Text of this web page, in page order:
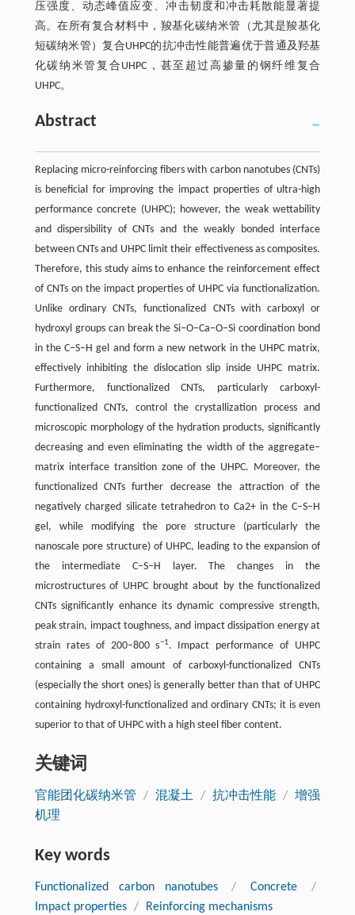
压强度、动态峰值应变、冲击韧度和冲击耗散能显著提
高。在所有复合材料中，羧基化碳纳米管（尤其是羧基化
短碳纳米管）复合UHPC的抗冲击性能普遍优于普通及羟基
化碳纳米管复合UHPC，甚至超过高掺量的钢纤维复合
UHPC。
Abstract
Replacing micro-reinforcing fibers with carbon nanotubes (CNTs)
is beneficial for improving the impact properties of ultra-high
performance concrete (UHPC); however, the weak wettability
and dispersibility of CNTs and the weakly bonded interface
between CNTs and UHPC limit their effectiveness as composites.
Therefore, this study aims to enhance the reinforcement effect
of CNTs on the impact properties of UHPC via functionalization.
Unlike ordinary CNTs, functionalized CNTs with carboxyl or
hydroxyl groups can break the Si–O–Ca–O–Si coordination bond
in the C–S–H gel and form a new network in the UHPC matrix,
effectively inhibiting the dislocation slip inside UHPC matrix.
Furthermore, functionalized CNTs, particularly carboxyl-
functionalized CNTs, control the crystallization process and
microscopic morphology of the hydration products, significantly
decreasing and even eliminating the width of the aggregate–
matrix interface transition zone of the UHPC. Moreover, the
functionalized CNTs further decrease the attraction of the
negatively charged silicate tetrahedron to Ca2+ in the C–S–H
gel, while modifying the pore structure (particularly the
nanoscale pore structure) of UHPC, leading to the expansion of
the intermediate C–S–H layer. The changes in the
microstructures of UHPC brought about by the functionalized
CNTs significantly enhance its dynamic compressive strength,
peak strain, impact toughness, and impact dissipation energy at
strain rates of 200–800 s−1. Impact performance of UHPC
containing a small amount of carboxyl-functionalized CNTs
(especially the short ones) is generally better than that of UHPC
containing hydroxyl-functionalized and ordinary CNTs; it is even
superior to that of UHPC with a high steel fiber content.
关键词
官能团化碳纳米管 / 混凝土 / 抗冲击性能 / 增强
机理
Key words
Functionalized carbon nanotubes / Concrete
/
Impact properties / Reinforcing mechanisms